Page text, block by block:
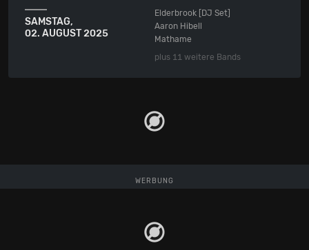
SAMSTAG,
02. AUGUST 2025
Elderbrook [DJ Set]
Aaron Hibell
Mathame
plus 11 weitere Bands
WERBUNG